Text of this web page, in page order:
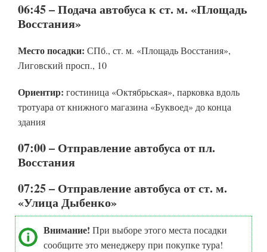
06:45 – Подача автобуса к ст. м. «Площадь
Восстания»
Место посадки: СПб., ст. м. «Площадь Восстания»,
Лиговский просп., 10
Ориентир: гостиница «Октябрьская», парковка вдоль
тротуара от книжного магазина «Буквоед» до конца
здания
07:00 – Отправление автобуса от пл.
Восстания
07:25 – Отправление автобуса от ст. м.
«Улица Дыбенко»
Внимание! При выборе этого места посадки
сообщите это менеджеру при покупке тура!